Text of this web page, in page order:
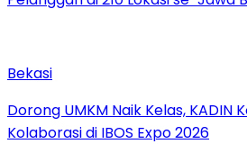
Bekasi
Dorong UMKM Naik Kelas, KADIN
Kolaborasi di IBOS Expo 2026